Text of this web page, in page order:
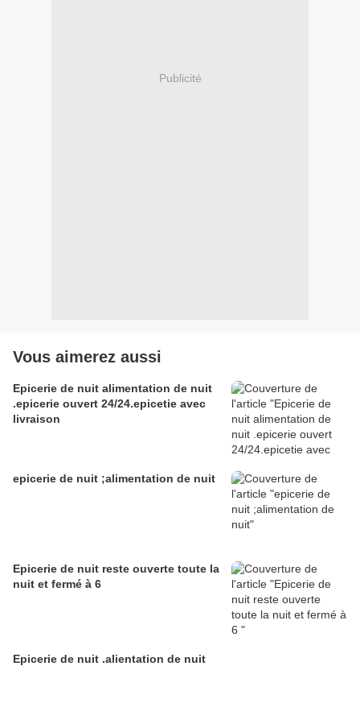
Publicité
Vous aimerez aussi
Epicerie de nuit alimentation de nuit
.epicerie ouvert 24/24.epicetie avec
livraison
epicerie de nuit ;alimentation de nuit
Epicerie de nuit reste ouverte toute la
nuit et fermé à 6
Epicerie de nuit .alientation de nuit